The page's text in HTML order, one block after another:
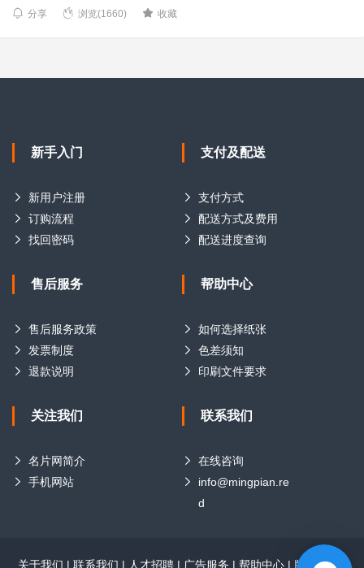
分享 浏览(1660) 收藏
新手入门
新用户注册
订购流程
找回密码
支付及配送
支付方式
配送方式及费用
配送进度查询
售后服务
售后服务政策
发票制度
退款说明
帮助中心
如何选择纸张
色差须知
印刷文件要求
关注我们
名片网简介
手机网站
联系我们
在线咨询
info@mingpian.re
d
关于我们 | 联系我们 | 人才招聘 | 广告服务 | 帮助中心 | 版权声明